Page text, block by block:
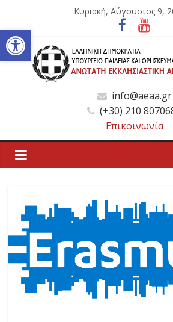
Ανοίξτε τη γραμμή εργαλείων
περιεχόμενο
Κυριακή, Αύγουστος 9,
Ανώτατη
Ακαδημία
Αθηνών
Ανώτατη
Εκκλησιαστική
Ακαδημία
Αθηνών
info@aeaa.gr
(+30) 210
Επικοινωνία